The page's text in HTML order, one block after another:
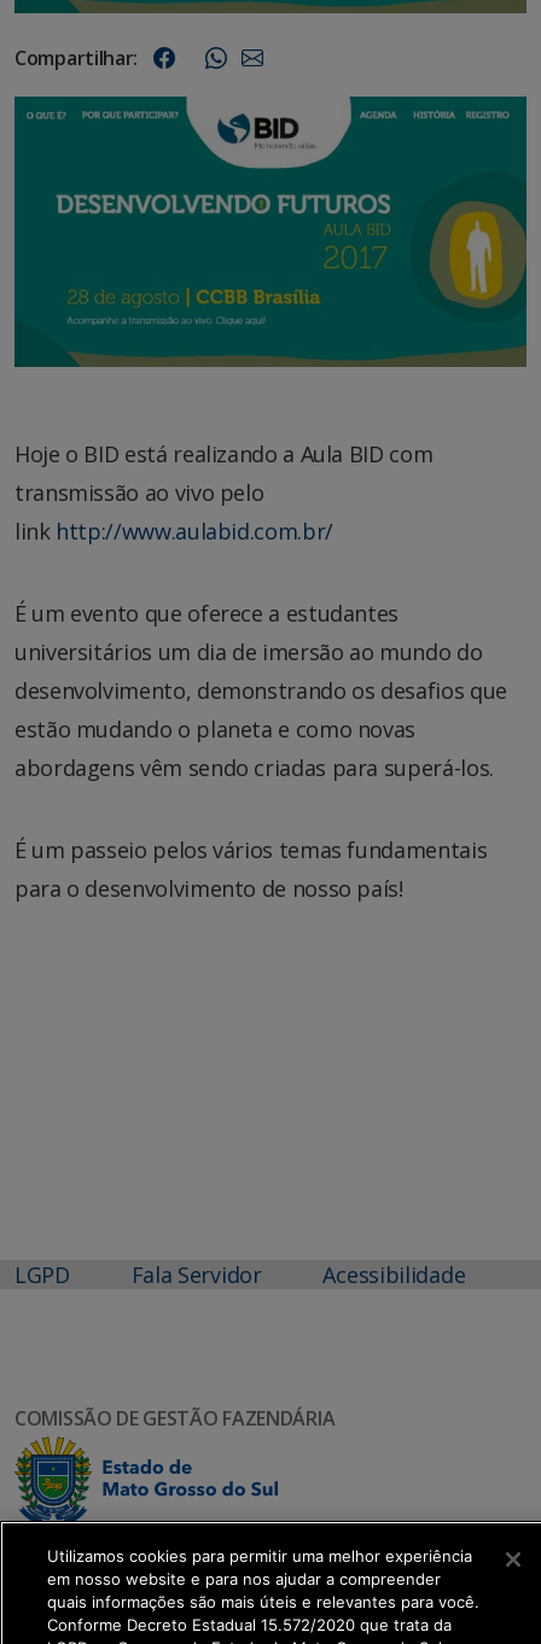
Compartilhar:
Hoje o BID está realizando a Aula BID com
transmissão ao vivo pelo
link http://www.aulabid.com.br/
É um evento que oferece a estudantes
universitários um dia de imersão ao mundo do
desenvolvimento, demonstrando os desafios que
estão mudando o planeta e como novas
abordagens vêm sendo criadas para superá-los.
É um passeio pelos vários temas fundamentais
para o desenvolvimento de nosso país!
LGPD Fala Servidor Acessibilidade
COMISSÃO DE GESTÃO FAZENDÁRIA
SETDIG | Secretaria-Executiva de Transformação
Utilizamos cookies para permitir uma melhor experiência
em nosso website e para nos ajudar a compreender
quais informações são mais úteis e relevantes para você.
Conforme Decreto Estadual 15.572/2020 que trata da